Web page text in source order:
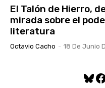
El Talón de Hierro,
mirada sobre el
literatura
Octavio Cacho - 18 De Junio